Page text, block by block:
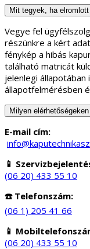
Mit tegyek, ha
Vegye fel
részünkre a kért
fénykép a hibás
található matricát
jelenlegi
állapotfelmérésben
Milyen
E-mail cím:
📱
(06 20) 433 55 10
☎️ Telefonszám:
(06 1) 205 41 66
📱
(06 20) 433 55 10